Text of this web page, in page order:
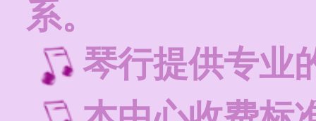
系。
琴行提供专业